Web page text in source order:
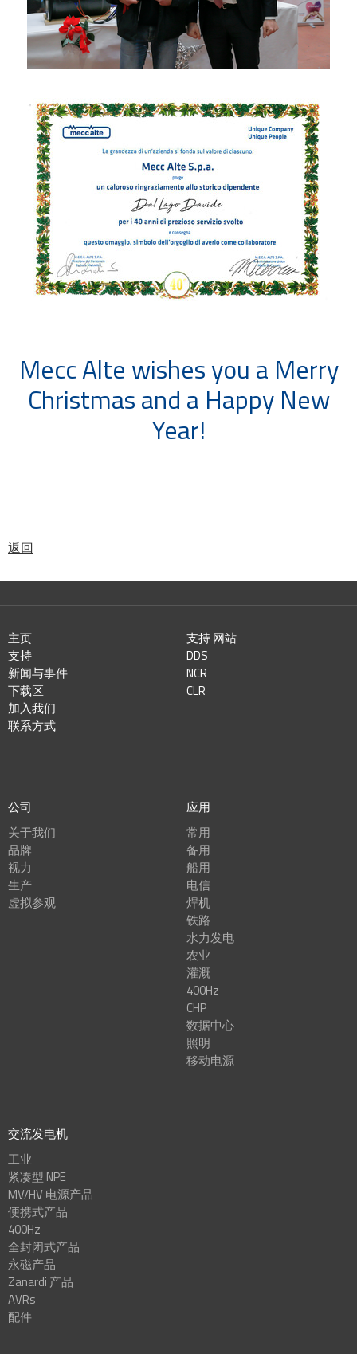
Mecc Alte wishes you a Merry
Christmas and a Happy New
Year!
返回
主页
支持
新闻与事件
下载区
加入我们
联系方式
支持 网站
DDS
NCR
CLR
公司
关于我们
品牌
视力
生产
虚拟参观
应用
常用
备用
船用
电信
焊机
铁路
水力发电
农业
灌溉
400Hz
CHP
数据中心
照明
移动电源
交流发电机
工业
紧凑型 NPE
MV/HV 电源产品
便携式产品
400Hz
全封闭式产品
永磁产品
Zanardi 产品
AVRs
配件